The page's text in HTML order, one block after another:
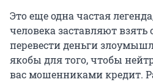
Это еще одна частая
человека заставляют
перевести деньги
якобы для того, чтобы
вас мошенниками кредит.